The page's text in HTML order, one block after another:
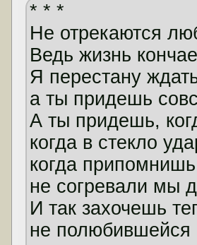
* * *
Не отрекаются
Ведь жизнь
Я перестану
а ты придешь
А ты придешь,
когда в стекло
когда
не согревали мы
И так захочешь
не полюбившейся